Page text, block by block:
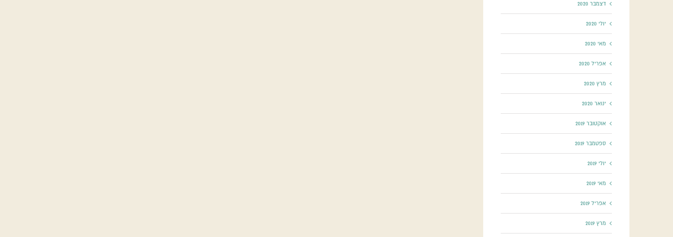
דצמבר 2020
יולי 2020
מאי 2020
אפריל 2020
מרץ 2020
ינואר 2020
אוקטובר 2019
ספטמבר 2019
יולי 2019
מאי 2019
אפריל 2019
מרץ 2019